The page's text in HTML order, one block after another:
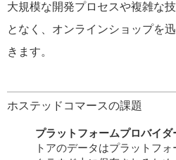
大規模な開発プロセスや複雑な
となく、オンラインショップを
きます。
ホステッドコマースの課題
プラットフォームプロバイダ
トアのデータはプラットフ